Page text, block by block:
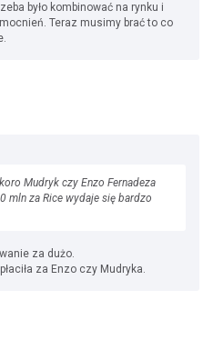
było kombinować na rynku i
Teraz musimy brać to co
Mudryk czy Enzo Fernadeza
mln za Rice wydaje się bardzo
za dużo.
za Enzo czy Mudryka.